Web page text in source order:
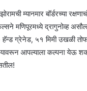
म्यानमार बॉर्डरच्या
मणिपूरमध्ये द्रागुनोव्ह
ग्रेनेड, ५१ मिमी उखळी
आपल्याला कल्पना येऊ